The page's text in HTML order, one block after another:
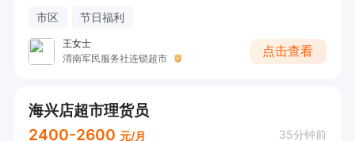
市区 节日福利
王女士
渭南军民服务社连锁超市
点击查看
海兴店超市理货员
2400-2600 元/月 35分钟前